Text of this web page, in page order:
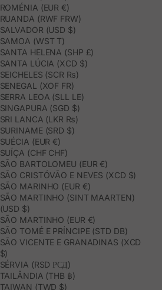
ROMÉNIA (EUR €)
RUANDA (RWF FRW)
SALVADOR (USD $)
SAMOA (WST T)
SANTA HELENA (SHP £)
SANTA LÚCIA (XCD $)
SEICHELES (SCR ₨)
SENEGAL (XOF FR)
SERRA LEOA (SLL LE)
SINGAPURA (SGD $)
SRI LANCA (LKR ₨)
SURINAME (SRD $)
SUÉCIA (EUR €)
SUÍÇA (CHF CHF)
SÃO BARTOLOMEU (EUR €)
SÃO CRISTÓVÃO E NEVES (XCD $)
SÃO MARINHO (EUR €)
SÃO MARTINHO (SINT MAARTEN)
(USD $)
SÃO MARTINHO (EUR €)
SÃO TOMÉ E PRÍNCIPE (STD DB)
SÃO VICENTE E GRANADINAS (XCD
$)
SÉRVIA (RSD РСД)
TAILÂNDIA (THB ฿)
TAIWAN (TWD $)